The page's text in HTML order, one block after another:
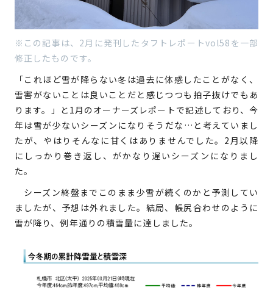
※この記事は、2月に発刊したタフトレポートvol58を一部
修正したものです。
「これほど雪が降らない冬は過去に体感したことがなく、
雪害がないことは良いことだと感じつつも拍子抜けでもあ
ります。」と1月のオーナーズレポートで記述しており、今
年は雪が少ないシーズンになりそうだな…と考えていまし
たが、やはりそんなに甘くはありませんでした。2月以降
にしっかり巻き返し、がかなり遅いシーズンになりまし
た。
シーズン終盤までこのまま少雪が続くのかと予測してい
ましたが、予想は外れました。結局、帳尻合わせのように
雪が降り、例年通りの積雪量に達しました。